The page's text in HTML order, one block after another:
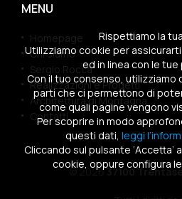
MENU
Homepage
Chi siamo
Sergio Rocca
Realizzazioni e Progetti
Architettura di Montagna
Contatti
© 202637100
Rispettiamo la
Utilizziamo cookie per
ed in linea con le
Con il tuo consenso, utilizziamo
parti che ci permettono di
come quali pagine vengono
Per scoprire in modo
questi dati, leggi
Cliccando sul pulsante ‘Accetta’
cookie, oppure configura